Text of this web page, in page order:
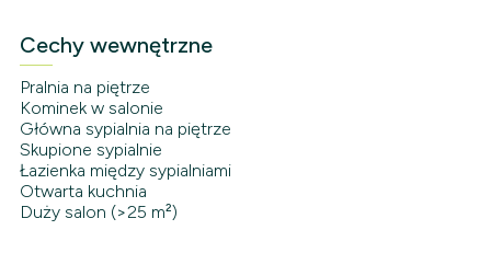
Cechy wewnętrzne
Pralnia na piętrze
Kominek w salonie
Główna sypialnia na piętrze
Skupione sypialnie
Łazienka między sypialniami
Otwarta kuchnia
Duży salon (>25 m²)